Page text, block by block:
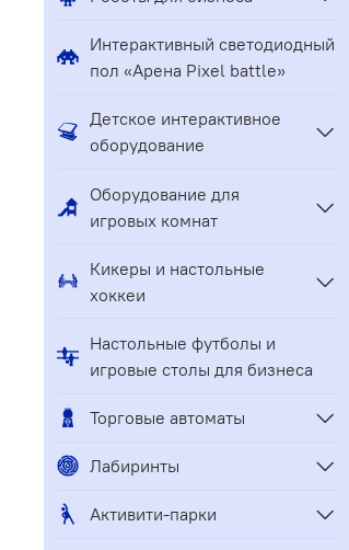
Интерактивный светодиодный
пол «Арена Pixel battle»
Детское интерактивное
оборудование
Оборудование для
игровых комнат
Кикеры и настольные
хоккеи
Настольные футболы и
игровые столы для бизнеса
Торговые автоматы
Лабиринты
Активити-парки